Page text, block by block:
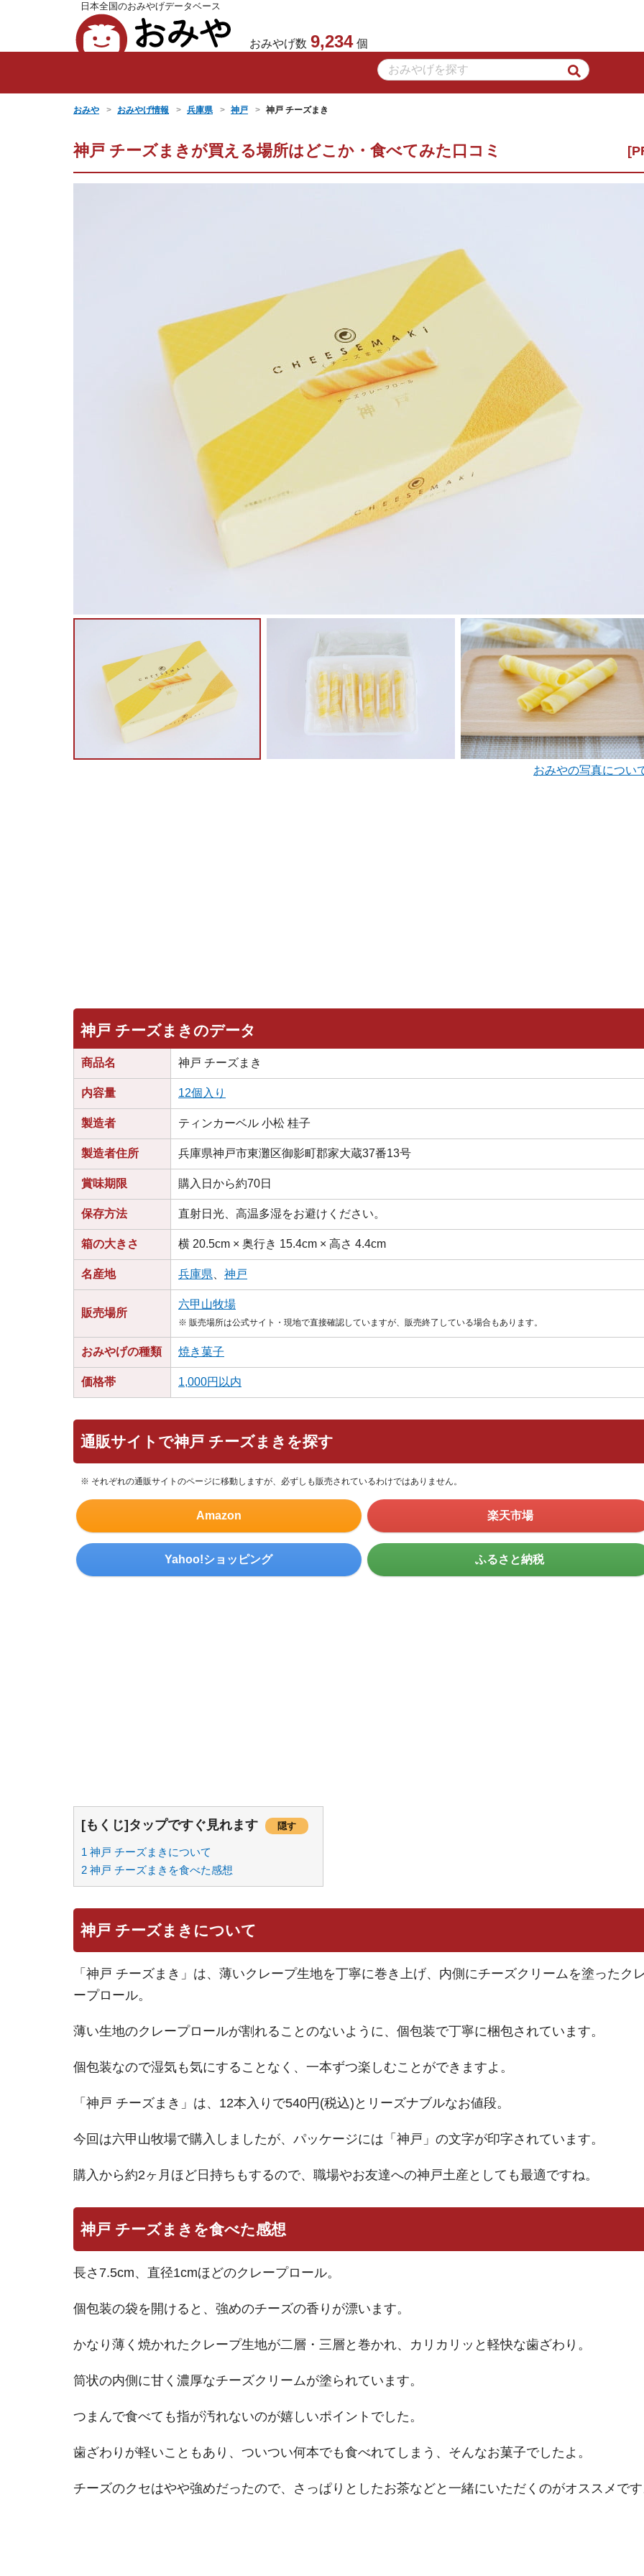
日本全国のおみやげデータベース
おみやげ数 9,234 個
おみや おみやげ情報 兵庫県 神戸 神戸 チーズまき
神戸 チーズまきが買える場所はどこか・食べてみた口コミ
おみやの写真につい
神戸 チーズまきのデータ
商品名 神戸 チーズまき
内容量 12個入り
製造者 ティンカーベル 小松 桂子
製造者住所 兵庫県神戸市東灘区御影町郡家大蔵37番13号
賞味期限 購入日から約70日
保存方法 直射日光、高温多湿をお避けください。
箱の大きさ 横 20.5cm × 奥行き 15.4cm × 高さ 4.4cm
名産地 兵庫県 神戸
販売場所
六甲山牧場
※ 販売場所は公式サイト・現地で直接確認していますが、販売終了している場合もあります。
おみやげの種類 焼き菓子
価格帯 1,000円以内
通販サイトで神戸 チーズまきを探す
※ それぞれの通販サイトのページに移動しますが、必ずしも販売されているわけではありません。
Amazon 楽天市場
Yahoo!ショッピング ふるさと納税
[もくじ]タップですぐ見れます 隠す
1 神戸 チーズまきについて
2 神戸 チーズまきを食べた感想
神戸 チーズまきについて
「神戸 チーズまき」は、薄いクレープ生地を丁寧に巻き上げ、内側にチーズクリームを塗ったク
ープロール。
薄い生地のクレープロールが割れることのないように、個包装で丁寧に梱包されています。
個包装なので湿気も気にすることなく、一本ずつ楽しむことができますよ。
「神戸 チーズまき」は、12本入りで540円(税込)とリーズナブルなお値段。
今回は六甲山牧場で購入しましたが、パッケージには「神戸」の文字が印字されています。
購入から約2ヶ月ほど日持ちもするので、職場やお友達への神戸土産としても最適ですね。
神戸 チーズまきを食べた感想
長さ7.5cm、直径1cmほどのクレープロール。
個包装の袋を開けると、強めのチーズの香りが漂います。
かなり薄く焼かれたクレープ生地が二層・三層と巻かれ、カリカリッと軽快な歯ざわり。
筒状の内側に甘く濃厚なチーズクリームが塗られています。
つまんで食べても指が汚れないのが嬉しいポイントでした。
歯ざわりが軽いこともあり、ついつい何本でも食べれてしまう、そんなお菓子でしたよ。
チーズのクセはやや強めだったので、さっぱりとしたお茶などと一緒にいただくのがオススメで